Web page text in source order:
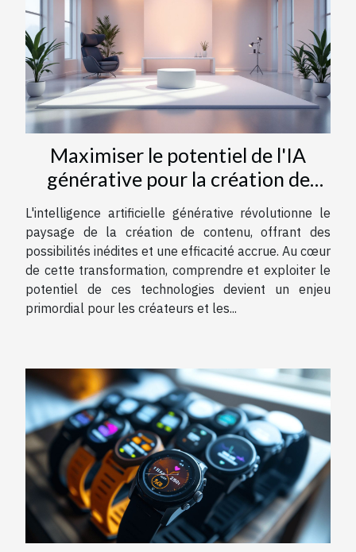
Maximiser le potentiel de l'IA
générative pour la création de
contenu
L'intelligence artificielle générative révolutionne le
paysage de la création de contenu, offrant des
possibilités inédites et une efficacité accrue. Au cœur
de cette transformation, comprendre et exploiter le
potentiel de ces technologies devient un enjeu
primordial pour les créateurs et les...